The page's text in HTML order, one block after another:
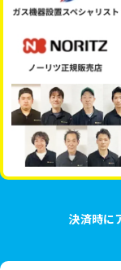
決済時に